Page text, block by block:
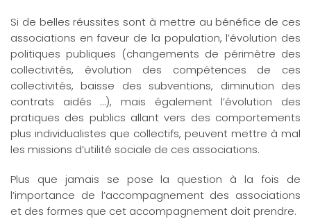
Si de belles réussites sont à mettre au bénéfice de ces
associations en faveur de la population, l’évolution des
politiques publiques (changements de périmètre des
collectivités, évolution des compétences de ces
collectivités, baisse des subventions, diminution des
contrats aidés …), mais également l’évolution des
pratiques des publics allant vers des comportements
plus individualistes que collectifs, peuvent mettre à mal
les missions d’utilité sociale de ces associations.
Plus que jamais se pose la question à la fois de
l’importance de l’accompagnement des associations
et des formes que cet accompagnement doit prendre.